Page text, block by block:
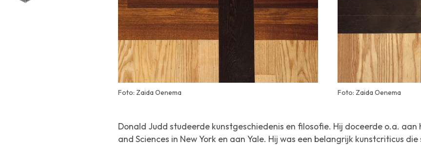
Foto: Zaida Oenema Foto: Zaida Oenema
Donald Judd studeerde kunstgeschiedenis en filosofie. Hij doceerde o.a.
and Sciences in New York en aan Yale. Hij was een belangrijk kunstcriticus